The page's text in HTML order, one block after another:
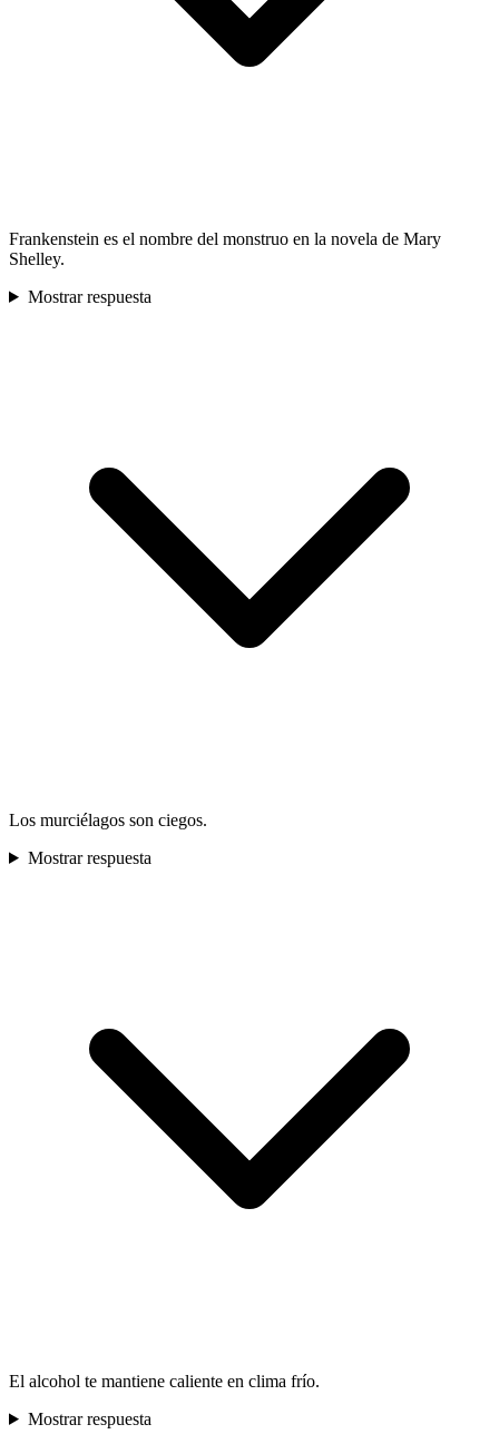
Frankenstein es el nombre del monstruo en la novela de Mary
Shelley.
Mostrar respuesta
Los murciélagos son ciegos.
Mostrar respuesta
El alcohol te mantiene caliente en clima frío.
Mostrar respuesta